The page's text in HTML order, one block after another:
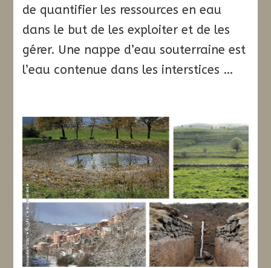
de quantifier les ressources en eau
dans le but de les exploiter et de les
gérer. Une nappe d’eau souterraine est
l’eau contenue dans les interstices …